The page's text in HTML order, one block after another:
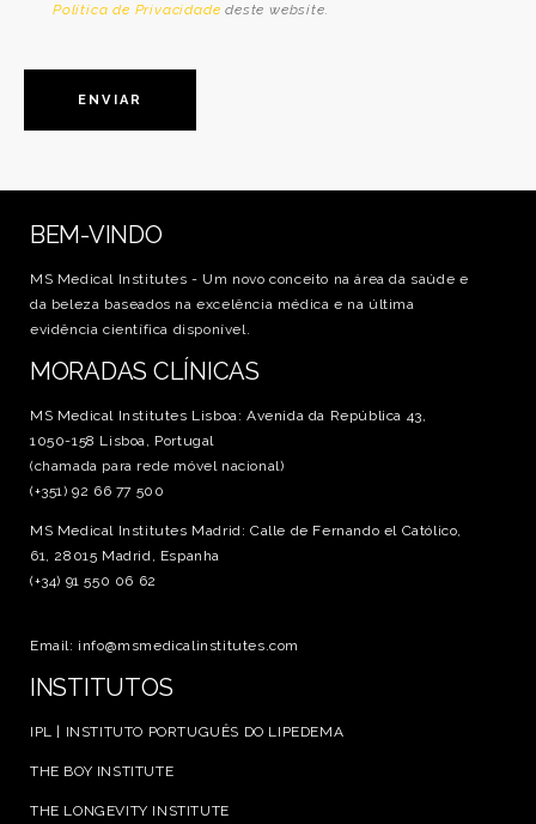
Política de Privacidade deste website.
BEM-VINDO
MS Medical Institutes - Um novo conceito na área da saúde e
da beleza baseados na excelência médica e na última
evidência científica disponível.
MORADAS CLÍNICAS
MS Medical Institutes Lisboa: Avenida da República 43,
1050-158 Lisboa, Portugal
(chamada para rede móvel nacional)
(+351) 92 66 77 500
MS Medical Institutes Madrid: Calle de Fernando el Católico,
61, 28015 Madrid, Espanha
(+34) 91 550 06 62
Email: info@msmedicalinstitutes.com
INSTITUTOS
IPL | INSTITUTO PORTUGUÊS DO LIPEDEMA
THE BOY INSTITUTE
THE LONGEVITY INSTITUTE